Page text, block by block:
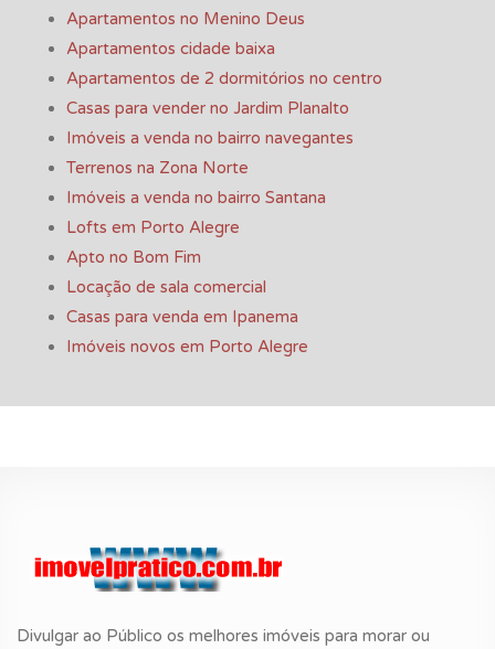
Apartamentos no Menino Deus
Apartamentos cidade baixa
Apartamentos de 2 dormitórios no centro
Casas para vender no Jardim Planalto
Imóveis a venda no bairro navegantes
Terrenos na Zona Norte
Imóveis a venda no bairro Santana
Lofts em Porto Alegre
Apto no Bom Fim
Locação de sala comercial
Casas para venda em Ipanema
Imóveis novos em Porto Alegre
Divulgar ao Público os melhores imóveis para morar ou